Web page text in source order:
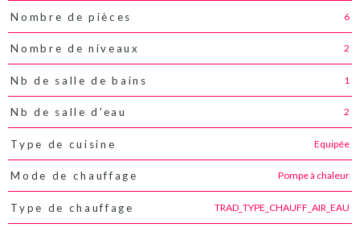
Nombre de pièces 6
Nombre de niveaux 2
Nb de salle de bains 1
Nb de salle d'eau 2
Type de cuisine Equipée
Mode de chauffage Pompe à chaleur
Type de chauffage TRAD_TYPE_CHAUFF_AIR_EAU